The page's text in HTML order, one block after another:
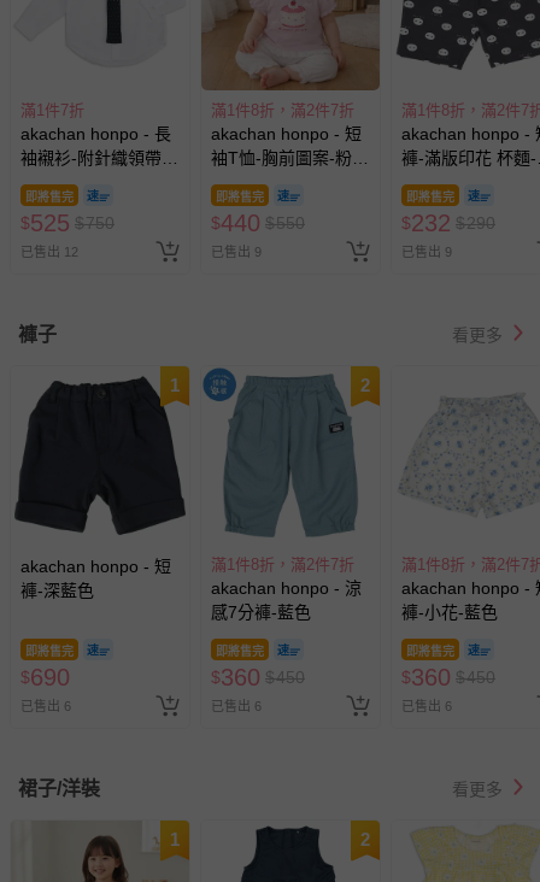
滿1件7折
akachan honpo - 長
袖襯衫-附針織領帶-
白色
即將售完
$525 $750
已售出 12
滿1件8折，滿2件7折
akachan honpo - 短
袖T恤-胸前圖案-粉紅
色
即將售完
$440 $550
已售出 9
滿1件8折，滿2件7
akachan honpo -
褲-滿版印花 杯麵-
色
即將售完
$232 $290
已售出 9
褲子 看更多
1
akachan honpo - 短
褲-深藍色
即將售完
$690
已售出 6
2
滿1件8折，滿2件7折
akachan honpo - 涼
感7分褲-藍色
即將售完
$360 $450
已售出 6
滿1件8折，滿2件7
akachan honpo -
褲-小花-藍色
即將售完
$360 $450
已售出 6
裙子/洋裝 看更多
1 2